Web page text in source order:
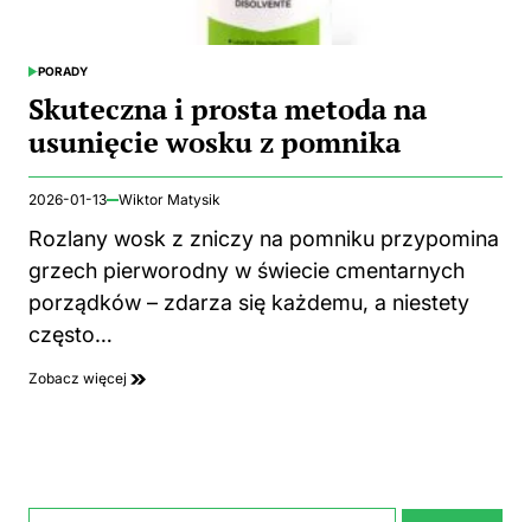
POSTED
PORADY
Skuteczna i prosta metoda na
usunięcie wosku z pomnika
2026-01-13 Wiktor Matysik
Rozlany wosk z zniczy na pomniku przypomina
grzech pierworodny w świecie cmentarnych
porządków – zdarza się każdemu, a niestety
często…
Zobacz więcej